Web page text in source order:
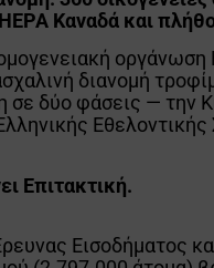
Καναδά και
διανομή
σε δύο φάσεις — την
Επιτακτική.
Εισοδήματος